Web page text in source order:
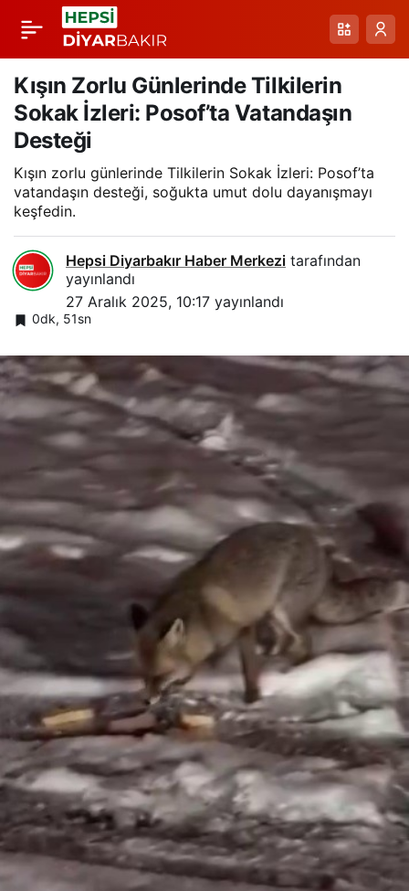
Kışın Zorlu Günlerinde Tilkilerin
Sokak İzleri: Posof’ta Vatandaşın
Desteği
Kışın zorlu günlerinde Tilkilerin Sokak İzleri: Posof’ta
vatandaşın desteği, soğukta umut dolu dayanışmayı
keşfedin.
Hepsi Diyarbakır Haber Merkezi tarafından
yayınlandı
27 Aralık 2025, 10:17 yayınlandı
0dk, 51sn
Elazığ’da Harput’ta Kar
Yağışı Başladı: Yüksek
Kesimler Hazırda
Uyarılar Takip Edildi
Paylaş